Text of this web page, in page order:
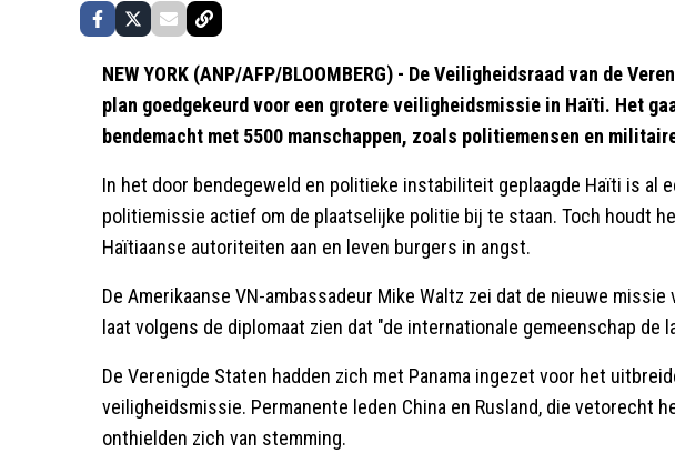
NEW YORK (ANP/AFP/BLOOMBERG) - De Veiligheidsraad van de
plan goedgekeurd voor een grotere veiligheidsmissie in Haïti. Het
bendemacht met 5500 manschappen, zoals politiemensen en
In het door bendegeweld en politieke instabiliteit geplaagde Haïti is al
politiemissie actief om de plaatselijke politie bij te staan. Toch houdt
Haïtiaanse autoriteiten aan en leven burgers in angst.
De Amerikaanse VN-ambassadeur Mike Waltz zei dat de nieuwe
laat volgens de diplomaat zien dat "de internationale gemeenschap de
De Verenigde Staten hadden zich met Panama ingezet voor het
veiligheidsmissie. Permanente leden China en Rusland, die vetorecht
onthielden zich van stemming.